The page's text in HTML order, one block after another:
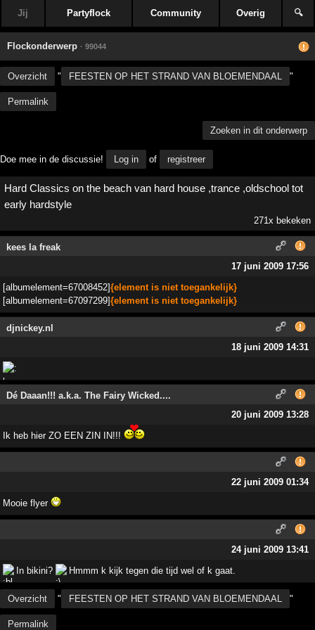
Jij Partyflock Community Overig 🔍
Flockonderwerp · 99044
Overzicht " FEESTEN OP HET STRAND VAN BLOEMENDAAL "
Permalink
Zoeken in dit onderwerp
Doe mee in de discussie! Log in of registreer
Hard Classics on the beach van hard house ,trance ,oldschool tot
early hardstyle
271x bekeken
kees la freak
17 juni 2009 17:56
[albumelement=67008452]{element is niet toegankelijk}
[albumelement=67097299]{element is niet toegankelijk}
djnickey.nl
18 juni 2009 14:31
Dé Daaan!!! a.k.a. The Fairy Wicked....
20 juni 2009 13:28
Ik heb hier ZO EEN ZIN IN!!!
22 juni 2009 01:34
Mooie flyer
24 juni 2009 13:41
In bikini? Hmmm k kijk tegen die tijd wel of k gaat.
Overzicht " FEESTEN OP HET STRAND VAN BLOEMENDAAL "
Permalink